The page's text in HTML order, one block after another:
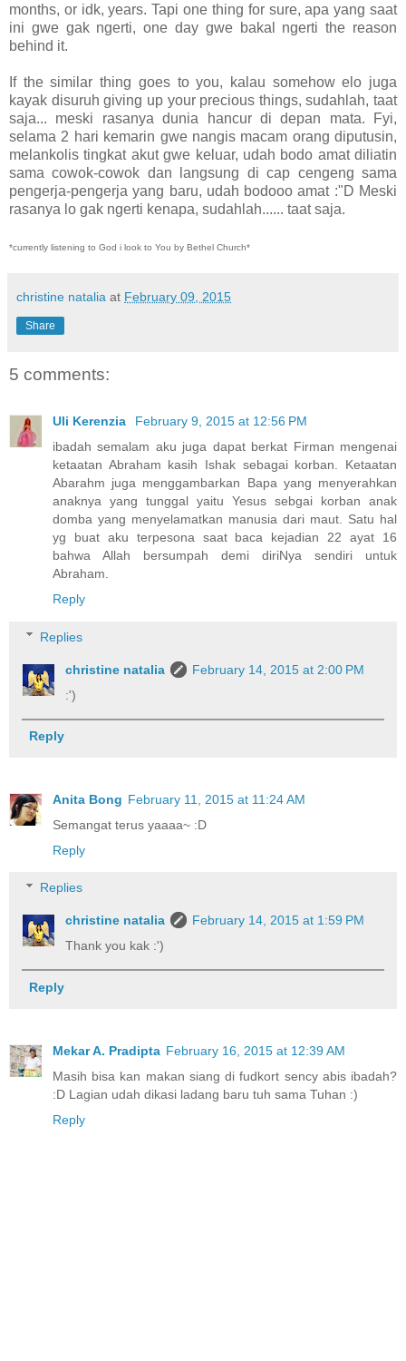
months, or idk, years. Tapi one thing for sure, apa yang saat
ini gwe gak ngerti, one day gwe bakal ngerti the reason
behind it.
If the similar thing goes to you, kalau somehow elo juga
kayak disuruh giving up your precious things, sudahlah, taat
saja... meski rasanya dunia hancur di depan mata. Fyi,
selama 2 hari kemarin gwe nangis macam orang diputusin,
melankolis tingkat akut gwe keluar, udah bodo amat diliatin
sama cowok-cowok dan langsung di cap cengeng sama
pengerja-pengerja yang baru, udah bodooo amat :"D Meski
rasanya lo gak ngerti kenapa, sudahlah...... taat saja.
*currently listening to God i look to You by Bethel Church*
christine natalia at February 09, 2015
Share
5 comments:
Uli Kerenzia
February 9, 2015 at 12:56 PM
ibadah semalam aku juga dapat berkat Firman mengenai
ketaatan Abraham kasih Ishak sebagai korban. Ketaatan
Abarahm juga menggambarkan Bapa yang menyerahkan
anaknya yang tunggal yaitu Yesus sebgai korban anak
domba yang menyelamatkan manusia dari maut. Satu hal
yg buat aku terpesona saat baca kejadian 22 ayat 16
bahwa Allah bersumpah demi diriNya sendiri untuk
Abraham.
Reply
Replies
christine natalia
February 14, 2015 at 2:00 PM
:')
Reply
Anita Bong February 11, 2015 at 11:24 AM
Semangat terus yaaaa~ :D
Reply
Replies
christine natalia
February 14, 2015 at 1:59 PM
Thank you kak :')
Reply
Mekar A. Pradipta February 16, 2015 at 12:39 AM
Masih bisa kan makan siang di fudkort sency abis ibadah?
:D Lagian udah dikasi ladang baru tuh sama Tuhan :)
Reply